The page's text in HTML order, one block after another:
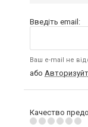
Введіть email:
Ваш e-mail не
або
Качество